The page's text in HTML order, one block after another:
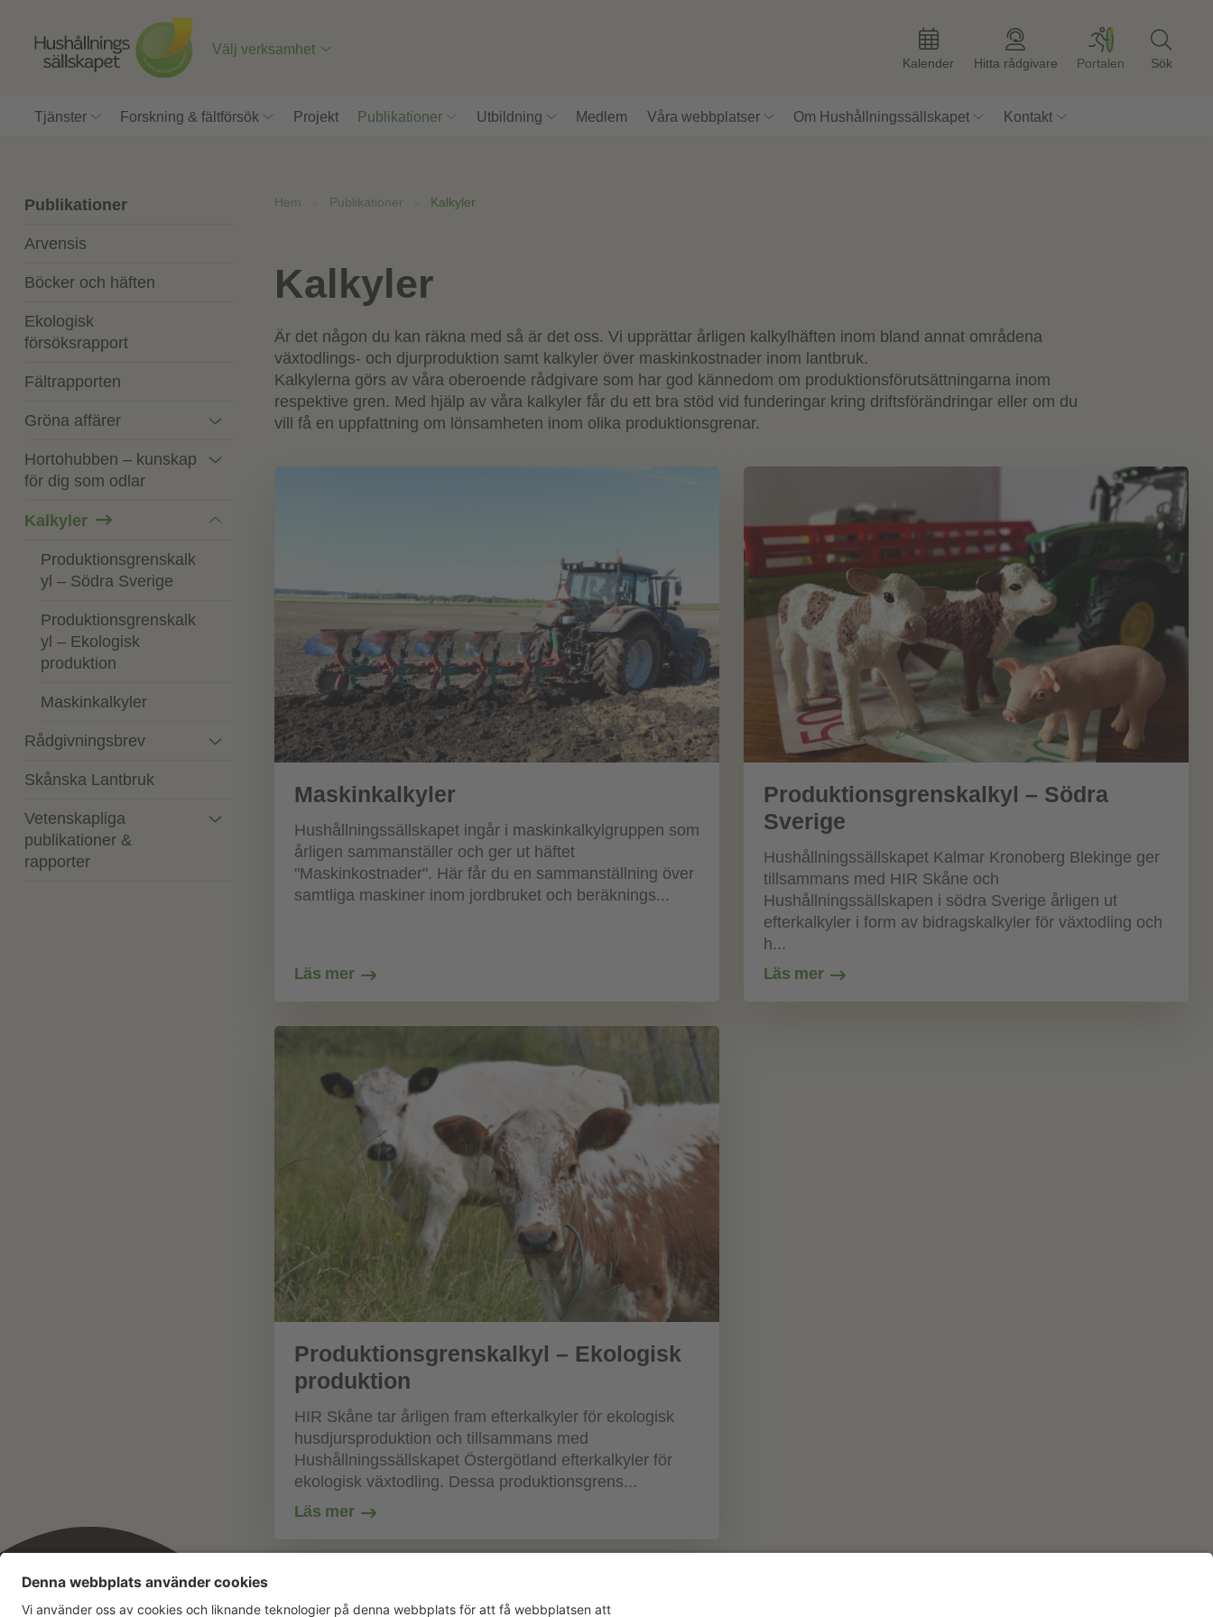
Välj verksamhet
Kalender Hitta rådgivare Portalen Sök
Tjänster Forskning & fältförsök Projekt Publikationer Utbildning Medlem Våra webbplatser Om Hushållningssällskapet Kontakt
Publikationer
Arvensis
Böcker och häften
Ekologisk
försöksrapport
Fältrapporten
Gröna affärer
Hortohubben – kunskap
för dig som odlar
Kalkyler
Produktionsgrenskalk
yl – Södra Sverige
Produktionsgrenskalk
yl – Ekologisk
produktion
Maskinkalkyler
Rådgivningsbrev
Skånska Lantbruk
Vetenskapliga
publikationer &
rapporter
Hem Publikationer Kalkyler
Kalkyler
Är det någon du kan räkna med så är det oss. Vi upprättar årligen kalkylhäften inom bland annat områdena
växtodlings- och djurproduktion samt kalkyler över maskinkostnader inom lantbruk.
Kalkylerna görs av våra oberoende rådgivare som har god kännedom om produktionsförutsättningarna inom
respektive gren. Med hjälp av våra kalkyler får du ett bra stöd vid funderingar kring driftsförändringar eller om du
vill få en uppfattning om lönsamheten inom olika produktionsgrenar.
Maskinkalkyler
Hushållningssällskapet ingår i maskinkalkylgruppen som
årligen sammanställer och ger ut häftet
"Maskinkostnader". Här får du en sammanställning över
samtliga maskiner inom jordbruket och beräknings...
Läs mer
Produktionsgrenskalkyl – Södra
Sverige
Hushållningssällskapet Kalmar Kronoberg Blekinge ger
tillsammans med HIR Skåne och
Hushållningssällskapen i södra Sverige årligen ut
efterkalkyler i form av bidragskalkyler för växtodling och
h...
Läs mer
Produktionsgrenskalkyl – Ekologisk
produktion
HIR Skåne tar årligen fram efterkalkyler för ekologisk
husdjursproduktion och tillsammans med
Hushållningssällskapet Östergötland efterkalkyler för
ekologisk växtodling. Dessa produktionsgrens...
Läs mer